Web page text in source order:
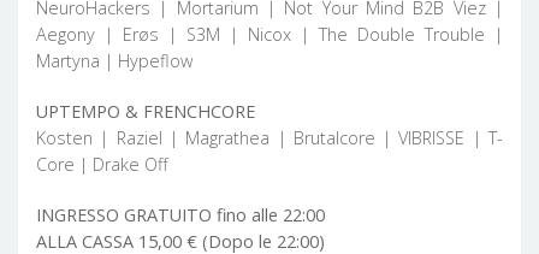
NeuroHackers | Mortarium | Not Your Mind B2B Viez |
Aegony | Erøs | S3M | Nicox | The Double Trouble |
Martyna | Hypeflow
UPTEMPO & FRENCHCORE
Kosten | Raziel | Magrathea | Brutalcore | VIBRISSE | T-
Core | Drake Off
INGRESSO GRATUITO fino alle 22:00
ALLA CASSA 15,00 € (Dopo le 22:00)